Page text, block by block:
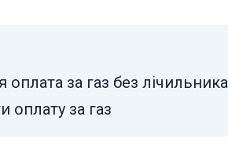
оплата за газ без лічильника
оплату за газ